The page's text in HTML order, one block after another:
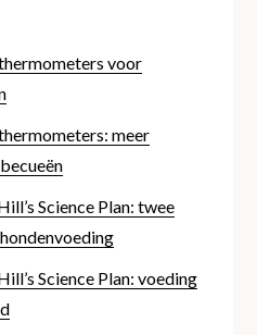
voor
meer
Science Plan: twee
Science Plan: voeding